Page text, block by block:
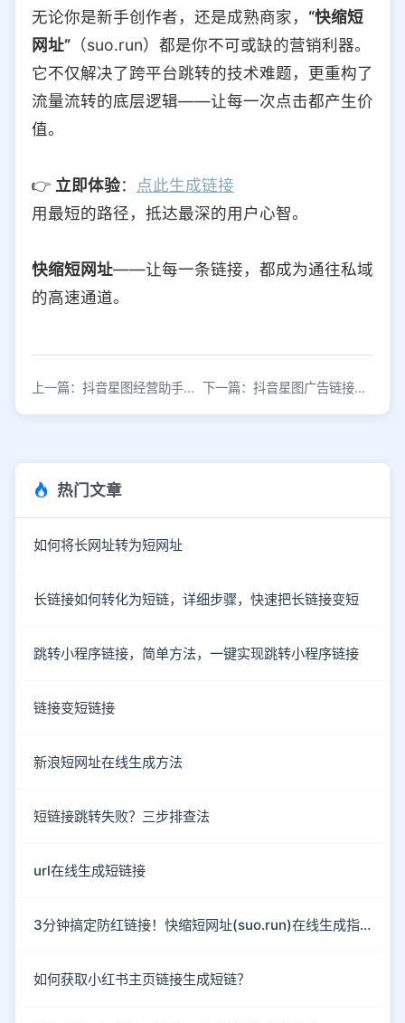
无论你是新手创作者，还是成熟商家， “快缩短
网址” （suo.run）都是你不可或缺的营销利器。
它不仅解决了跨平台跳转的技术难题，更重构了
流量流转的底层逻辑——让每一次点击都产生价
值。
👉 立即体验： 点此生成链接
用最短的路径，抵达最深的用户心智。
快缩短网址——让每一条链接，都成为通往私域
的高速通道。
上一篇：抖音星图经营助手是什么？如何生成星图跳转链接？ 下一篇：抖音星图广告链接生成与营收全流程指南
热门文章
如何将长网址转为短网址
长链接如何转化为短链，详细步骤，快速把长链接变短
跳转小程序链接，简单方法，一键实现跳转小程序链接
链接变短链接
新浪短网址在线生成方法
短链接跳转失败？三步排查法
url在线生成短链接
3分钟搞定防红链接！快缩短网址(suo.run)在线生成指南
如何获取小红书主页链接生成短链？